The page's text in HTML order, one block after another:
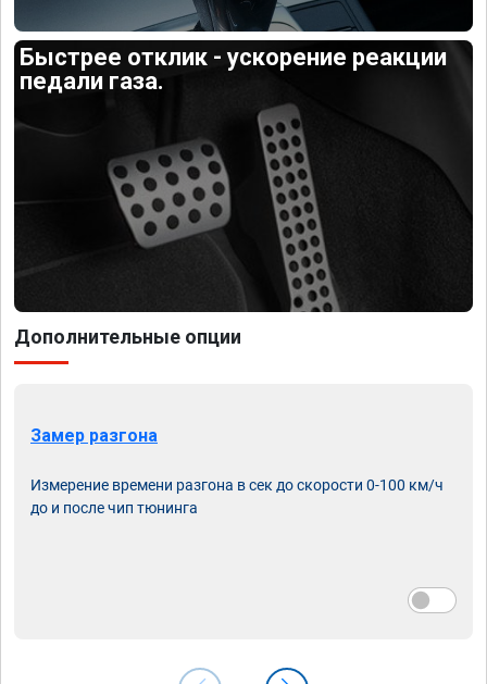
Быстрее отклик - ускорение реакции
педали газа.
Дополнительные опции
Замер разгона
Измерение времени разгона в сек до скорости 0-100 км/ч
до и после чип тюнинга